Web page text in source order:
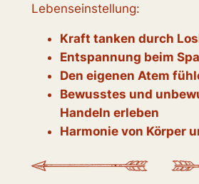
Lebenseinstellung:
Kraft tanken durch
Entspannung beim
Den eigenen Atem
Bewusstes und
Handeln erleben
Harmonie von Körper